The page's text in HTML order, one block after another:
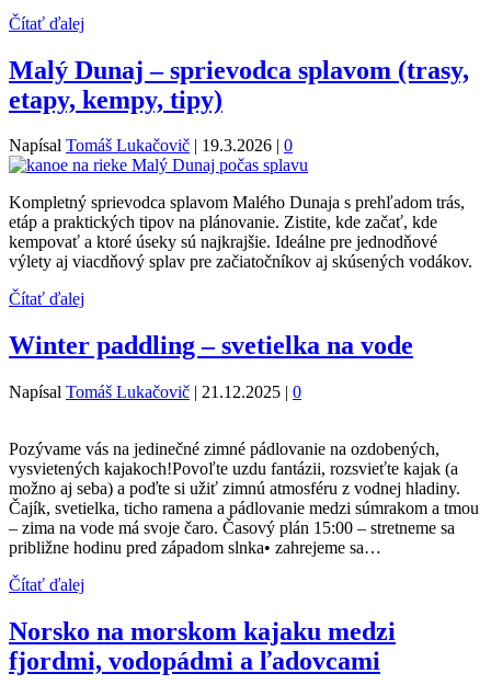
Čítať ďalej
Malý Dunaj – sprievodca splavom (trasy,
etapy, kempy, tipy)
Napísal Tomáš Lukačovič | 19.3.2026 | 0
Kompletný sprievodca splavom Malého Dunaja s prehľadom trás,
etáp a praktických tipov na plánovanie. Zistite, kde začať, kde
kempovať a ktoré úseky sú najkrajšie. Ideálne pre jednodňové
výlety aj viacdňový splav pre začiatočníkov aj skúsených vodákov.
Čítať ďalej
Winter paddling – svetielka na vode
Napísal Tomáš Lukačovič | 21.12.2025 | 0
Pozývame vás na jedinečné zimné pádlovanie na ozdobených,
vysvietených kajakoch!Povoľte uzdu fantázii, rozsvieťte kajak (a
možno aj seba) a poďte si užiť zimnú atmosféru z vodnej hladiny.
Čajík, svetielka, ticho ramena a pádlovanie medzi súmrakom a tmou
– zima na vode má svoje čaro. Časový plán 15:00 – stretneme sa
približne hodinu pred západom slnka• zahrejeme sa…
Čítať ďalej
Norsko na morskom kajaku medzi
fjordmi, vodopádmi a ľadovcami